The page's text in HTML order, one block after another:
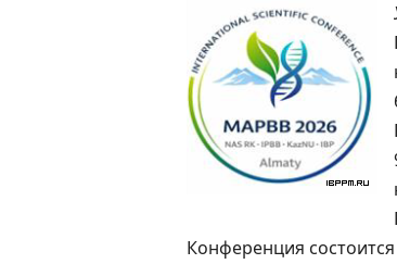
Конференция состоится